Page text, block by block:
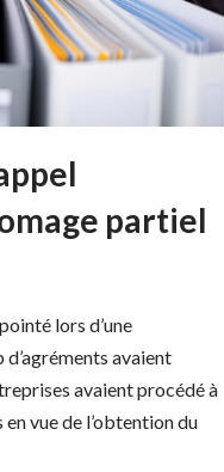
partiel
lors d’une
avaient
avaient procédé à
vue de l’obtention du